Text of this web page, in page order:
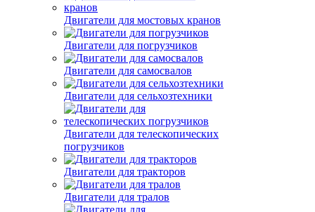
Двигатели для мостовых кранов
Двигатели для погрузчиков
Двигатели для самосвалов
Двигатели для сельхозтехники
Двигатели для телескопических
погрузчиков
Двигатели для тракторов
Двигатели для тралов